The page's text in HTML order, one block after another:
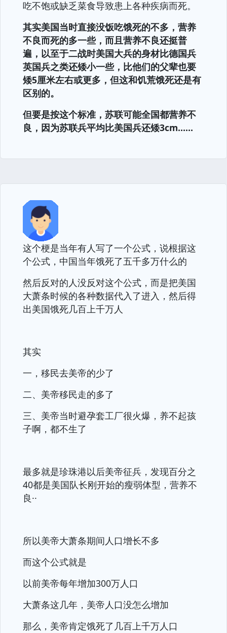
吃不饱或缺乏菜食导致患上各种疾病而死。
其实美国当时直接没饭吃饿死的不多，营养
不良而死的多一些，而且营养不良还挺普
遍，以至于二战时美国大兵的身材比德国兵
英国兵之类还矮小一些，比他们的父辈也要
矮5厘米左右或更多，但这和饥荒饿死还是有
区别的。
但要是按这个标准，苏联可能全国都营养不
良，因为苏联兵平均比美国兵还矮3cm……
这个梗是当年有人写了一个公式，说根据这
个公式，中国当年饿死了五千多万什么的
然后反对的人没反对这个公式，而是把美国
大萧条时候的各种数据代入了进入，然后得
出美国饿死几百上千万人
其实
一，移民去美帝的少了
二、美帝移民走的多了
三、美帝当时避孕套工厂很火爆，养不起孩
子啊，都不生了
最多就是珍珠港以后美帝征兵，发现百分之
40都是美国队长刚开始的瘦弱体型，营养不
良··
所以美帝大萧条期间人口增长不多
而这个公式就是
以前美帝每年增加300万人口
大萧条这几年，美帝人口没怎么增加
那么，美帝肯定饿死了几百上千万人口